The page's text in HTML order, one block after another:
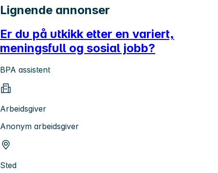
Lignende annonser
Er du på utkikk etter en variert,
meningsfull og sosial jobb?
BPA assistent
Arbeidsgiver
Anonym arbeidsgiver
Sted